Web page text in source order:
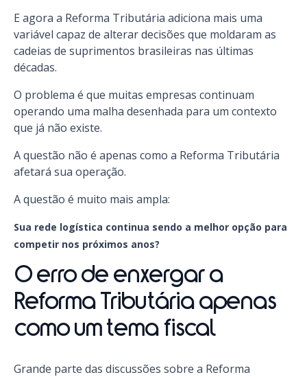
E agora a Reforma Tributária adiciona mais uma
variável capaz de alterar decisões que moldaram as
cadeias de suprimentos brasileiras nas últimas
décadas.
O problema é que muitas empresas continuam
operando uma malha desenhada para um contexto
que já não existe.
A questão não é apenas como a Reforma Tributária
afetará sua operação.
A questão é muito mais ampla:
Sua rede logística continua sendo a melhor opção para
competir nos próximos anos?
O erro de enxergar a
Reforma Tributária apenas
como um tema fiscal
Grande parte das discussões sobre a Reforma